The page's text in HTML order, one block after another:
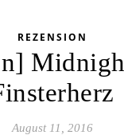
REZENSION
August 11, 2016